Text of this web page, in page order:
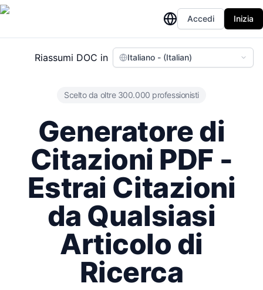
Accedi Inizia
Riassumi DOC in Italiano - (Italian)
Scelto da oltre 300.000 professionisti
Generatore di
Citazioni PDF -
Estrai Citazioni
da Qualsiasi
Articolo di
Ricerca